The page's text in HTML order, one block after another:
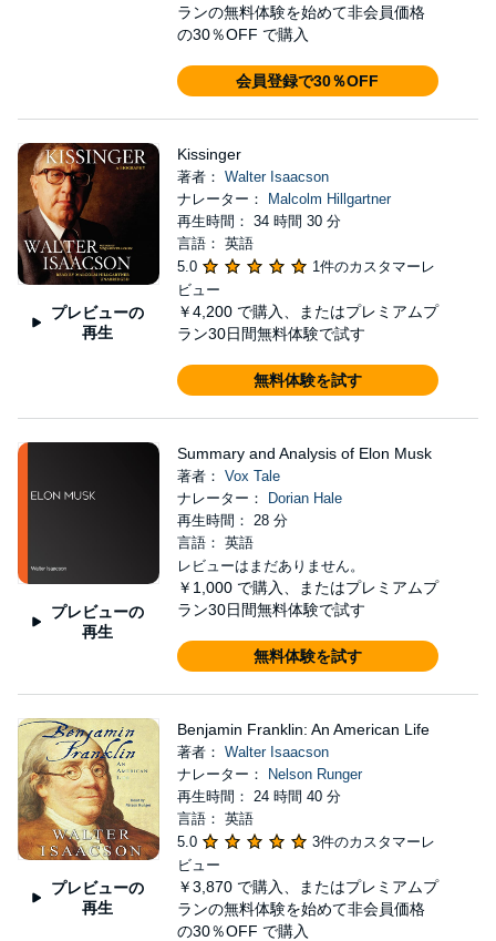
ランの無料体験を始めて非会員価格
の30％OFF で購入
会員登録で30％OFF
プレビューの
再生
Kissinger
著者： Walter Isaacson
ナレーター：
Malcolm Hillgartner
再生時間： 34 時間 30 分
言語： 英語
5.0
1件のカスタマーレ
ビュー
￥4,200 で購入、またはプレミアムプ
ラン30日間無料体験で試す
無料体験を試す
プレビューの
再生
Summary and Analysis of Elon Musk
著者： Vox Tale
ナレーター：
Dorian Hale
再生時間： 28 分
言語： 英語
レビューはまだありません。
￥1,000 で購入、またはプレミアムプ
ラン30日間無料体験で試す
無料体験を試す
プレビューの
再生
Benjamin Franklin: An American Life
著者： Walter Isaacson
ナレーター：
Nelson Runger
再生時間： 24 時間 40 分
言語： 英語
5.0
3件のカスタマーレ
ビュー
￥3,870 で購入、またはプレミアムプ
ランの無料体験を始めて非会員価格
の30％OFF で購入